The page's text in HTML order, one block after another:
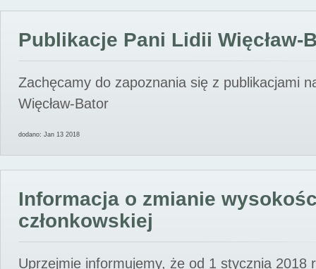
Publikacje Pani Lidii Więcław-
Zachęcamy do zapoznania się z publikacjami
Więcław-Bator
dodano: Jan 13 2018
Informacja o zmianie
członkowskiej
Uprzejmie informujemy, że od 1 stycznia 2018